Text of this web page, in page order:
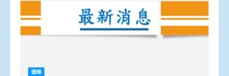
頭條